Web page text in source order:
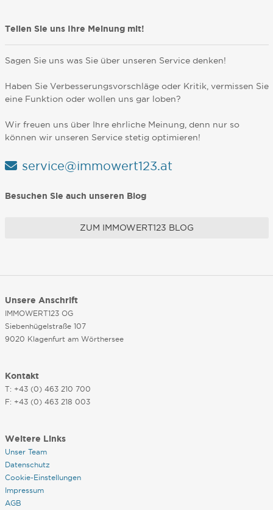
Teilen Sie uns Ihre Meinung mit!
Sagen Sie uns was Sie über unseren Service denken!
Haben Sie Verbesserungsvorschläge oder Kritik, vermissen Sie
eine Funktion oder wollen uns gar loben?
Wir freuen uns über Ihre ehrliche Meinung, denn nur so
können wir unseren Service stetig optimieren!
service@immowert123.at
Besuchen Sie auch unseren Blog
ZUM IMMOWERT123 BLOG
Unsere Anschrift
IMMOWERT123 OG
Siebenhügelstraße 107
9020 Klagenfurt am Wörthersee
Kontakt
T: +43 (0) 463 210 700
F: +43 (0) 463 218 003
Weitere Links
Unser Team
Datenschutz
Cookie-Einstellungen
Impressum
AGB